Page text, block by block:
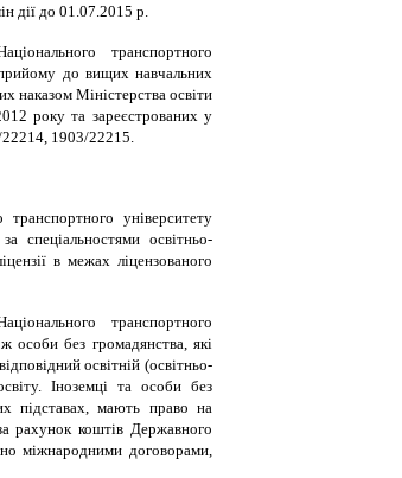
дії до 01.07.2015 р.
транспортного
до вищих навчальних
наказом Міністерства освіти
року та зареєстрованих у
1903/22215.
університету
спеціальностями освітньо-
в межах ліцензованого
транспортного
особи без громадянства, які
освітній (освітньо-
Іноземці та особи без
підставах, мають право на
рахунок коштів Державного
міжнародними договорами,